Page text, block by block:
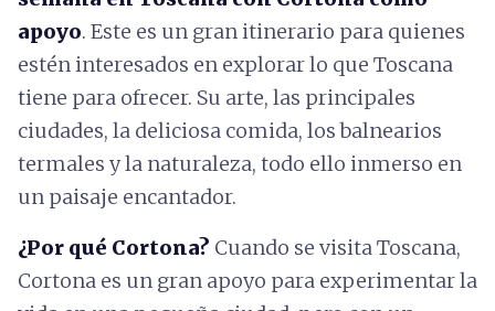
apoyo. Este es un gran itinerario para quienes
estén interesados en explorar lo que Toscana
tiene para ofrecer. Su arte, las principales
ciudades, la deliciosa comida, los balnearios
termales y la naturaleza, todo ello inmerso en
un paisaje encantador.
¿Por qué Cortona? Cuando se visita Toscana,
Cortona es un gran apoyo para experimentar la